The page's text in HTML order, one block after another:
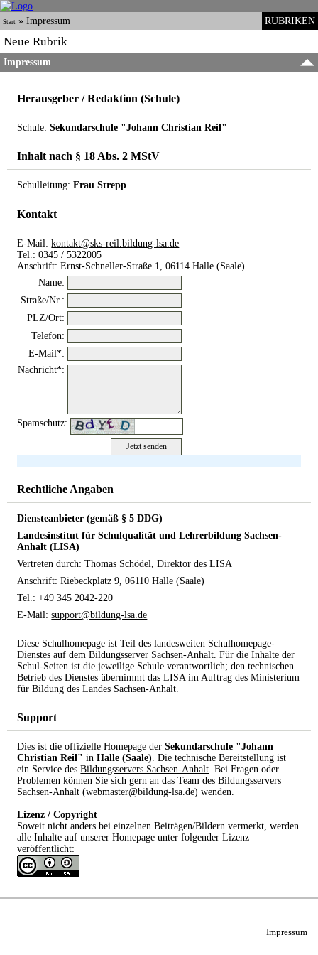
RUBRIKEN
Start » Impressum
Neue Rubrik
Impressum
Herausgeber / Redaktion (Schule)
Schule:Sekundarschule "Johann Christian Reil"
Inhalt nach § 18 Abs. 2 MStV
Schulleitung:Frau Strepp
Kontakt
E-Mail:kontakt@sks-reil.bildung-lsa.de
Tel.: 0345 / 5322005
Anschrift: Ernst-Schneller-Straße 1, 06114 Halle (Saale)
Name:
Straße/Nr.:
PLZ/Ort:
Telefon:
E-Mail*:
Nachricht*:
Spamschutz:
Rechtliche Angaben
Diensteanbieter (gemäß § 5 DDG)
Landesinstitut für Schulqualität und Lehrerbildung Sachsen-
Anhalt (LISA)
Vertreten durch: Thomas Schödel, Direktor des LISA
Anschrift: Riebeckplatz 9, 06110 Halle (Saale)
Tel.: +49 345 2042-220
E-Mail:support@bildung-lsa.de
Diese Schulhomepage ist Teil des landesweiten Schulhomepage-
Dienstes auf dem Bildungsserver Sachsen-Anhalt. Für die Inhalte der
Schul-Seiten ist die jeweilige Schule verantwortlich; den technischen
Betrieb des Dienstes übernimmt das LISA im Auftrag des Ministerium
für Bildung des Landes Sachsen-Anhalt.
Support
Dies ist die offizielle Homepage derSekundarschule "Johann
Christian Reil" inHalle (Saale). Die technische Bereitstellung ist
ein Service desBildungsservers Sachsen-Anhalt. Bei Fragen oder
Problemen können Sie sich gern an das Team des Bildungsservers
Sachsen-Anhalt (webmaster@bildung-lsa.de) wenden.
Lizenz / Copyright
Soweit nicht anders bei einzelnen Beiträgen/Bildern vermerkt, werden
alle Inhalte auf unserer Homepage unter folgender Lizenz
veröffentlicht:
Impressum